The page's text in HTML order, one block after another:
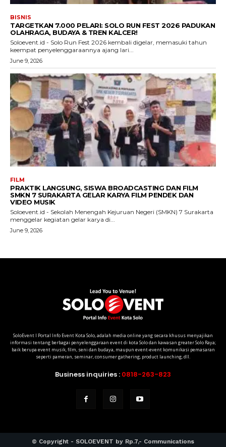
SoloEvent I Portal Info Event Kota Solo, adalah media online yang secara khusus menyajikan
informasi tentang berbagai penyelenggaraan event di kota Solo dan kawasan greater Solo Raya;
baik berupa event musik, film, seni dan budaya, maupun event-event komunikasi pemasaran
seperti pameran, seminar, consumer gathering, product launching, dll.
Business inquiries : 0818-263-823
© Copyright - SOLOEVENT by Rp.7,- Communications